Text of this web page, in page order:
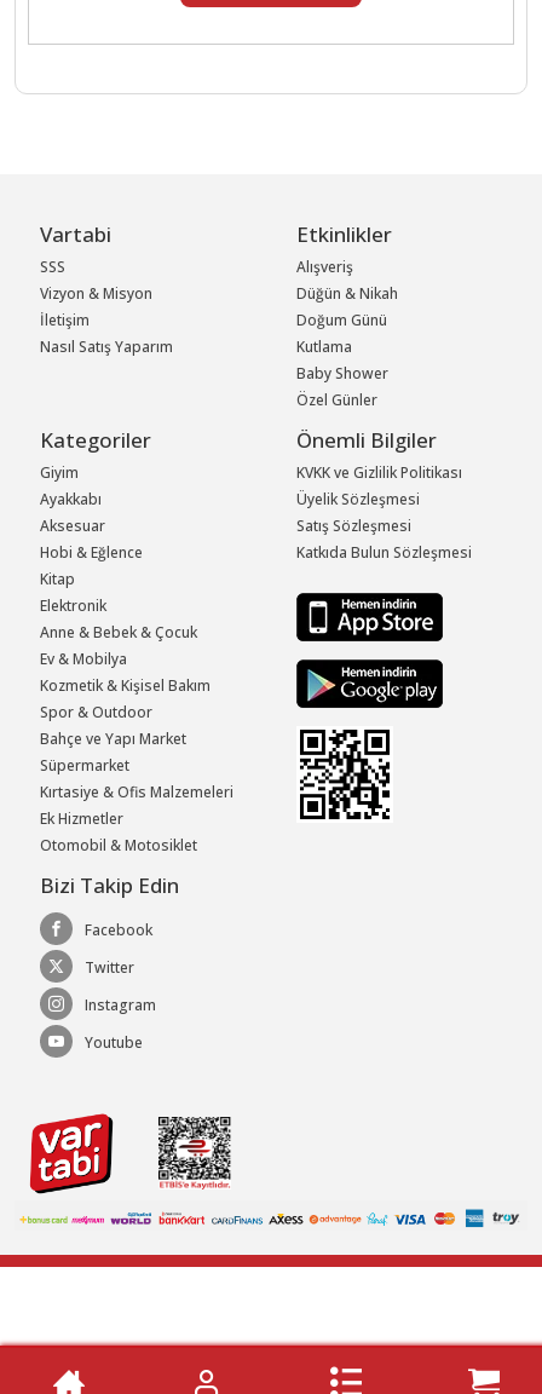
Vartabi
SSS
Vizyon & Misyon
İletişim
Nasıl Satış Yaparım
Etkinlikler
Alışveriş
Düğün & Nikah
Doğum Günü
Kutlama
Baby Shower
Özel Günler
Kategoriler
Giyim
Ayakkabı
Aksesuar
Hobi & Eğlence
Kitap
Elektronik
Anne & Bebek & Çocuk
Ev & Mobilya
Kozmetik & Kişisel Bakım
Spor & Outdoor
Bahçe ve Yapı Market
Süpermarket
Kırtasiye & Ofis Malzemeleri
Ek Hizmetler
Otomobil & Motosiklet
Önemli Bilgiler
KVKK ve Gizlilik Politikası
Üyelik Sözleşmesi
Satış Sözleşmesi
Katkıda Bulun Sözleşmesi
Bizi Takip Edin
Facebook
Twitter
Instagram
Youtube